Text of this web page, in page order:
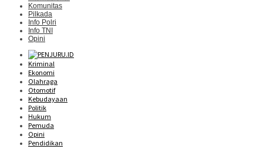
Komunitas
Pilkada
Info Polri
Info TNI
Opini
Kriminal
Ekonomi
Olahraga
Otomotif
Kebudayaan
Politik
Hukum
Pemuda
Opini
Pendidikan